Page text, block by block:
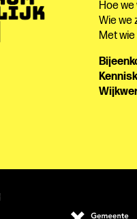
Hoe
Wie we
Met